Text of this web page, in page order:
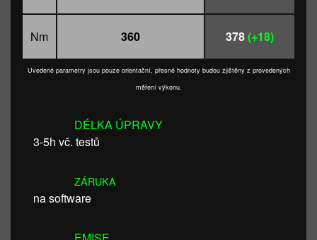
Nm 360 378(+18)
Uvedené parametry jsou pouze orientační, přesné hodnoty budou zjištěny z provedených
měření výkonu.
DÉLKA ÚPRAVY
3-5h vč. testů
ZÁRUKA
na software